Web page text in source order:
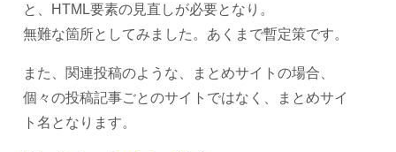
と、HTML要素の見直しが必要となり。
無難な箇所としてみました。あくまで暫定策です。
また、関連投稿のような、まとめサイトの場合、
個々の投稿記事ごとのサイトではなく、まとめサイ
ト名となります。